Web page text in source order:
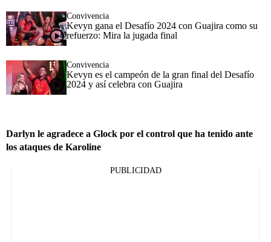
Convivencia
Kevyn gana el Desafío 2024 con Guajira como su
refuerzo: Mira la jugada final
Convivencia
Kevyn es el campeón de la gran final del Desafío
2024 y así celebra con Guajira
Darlyn le agradece a Glock por el control que ha tenido ante
los ataques de Karoline
PUBLICIDAD